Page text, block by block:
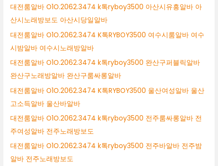
대전룸알바 O1O.2062.3474 k톡ryboy3500 아산시유흥알바 아
산시노래방보도 아산시당일알바
대전룸알바 O1O.2062.3474 K톡RYBOY3500 여수시룸알바 여수
시밤알바 여수시노래방알바
대전룸알바 O1O.2062.3474 k톡ryboy3500 완산구퍼블릭알바
완산구노래방알바 완산구룸싸롱알바
대전룸알바 O1O.2062.3474 K톡RYBOY3500 울산여성알바 울산
고소득알바 울산바알바
대전룸알바 O1O.2062.3474 k톡ryboy3500 전주룸싸롱알바 전
주여성알바 전주노래방보도
대전룸알바 O1O.2062.3474 k톡ryboy3500 전주바알바 전주밤
알바 전주노래방보도